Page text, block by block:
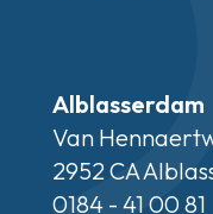
Alblasserdam
Van
2952 CA
0184 - 41 00 81